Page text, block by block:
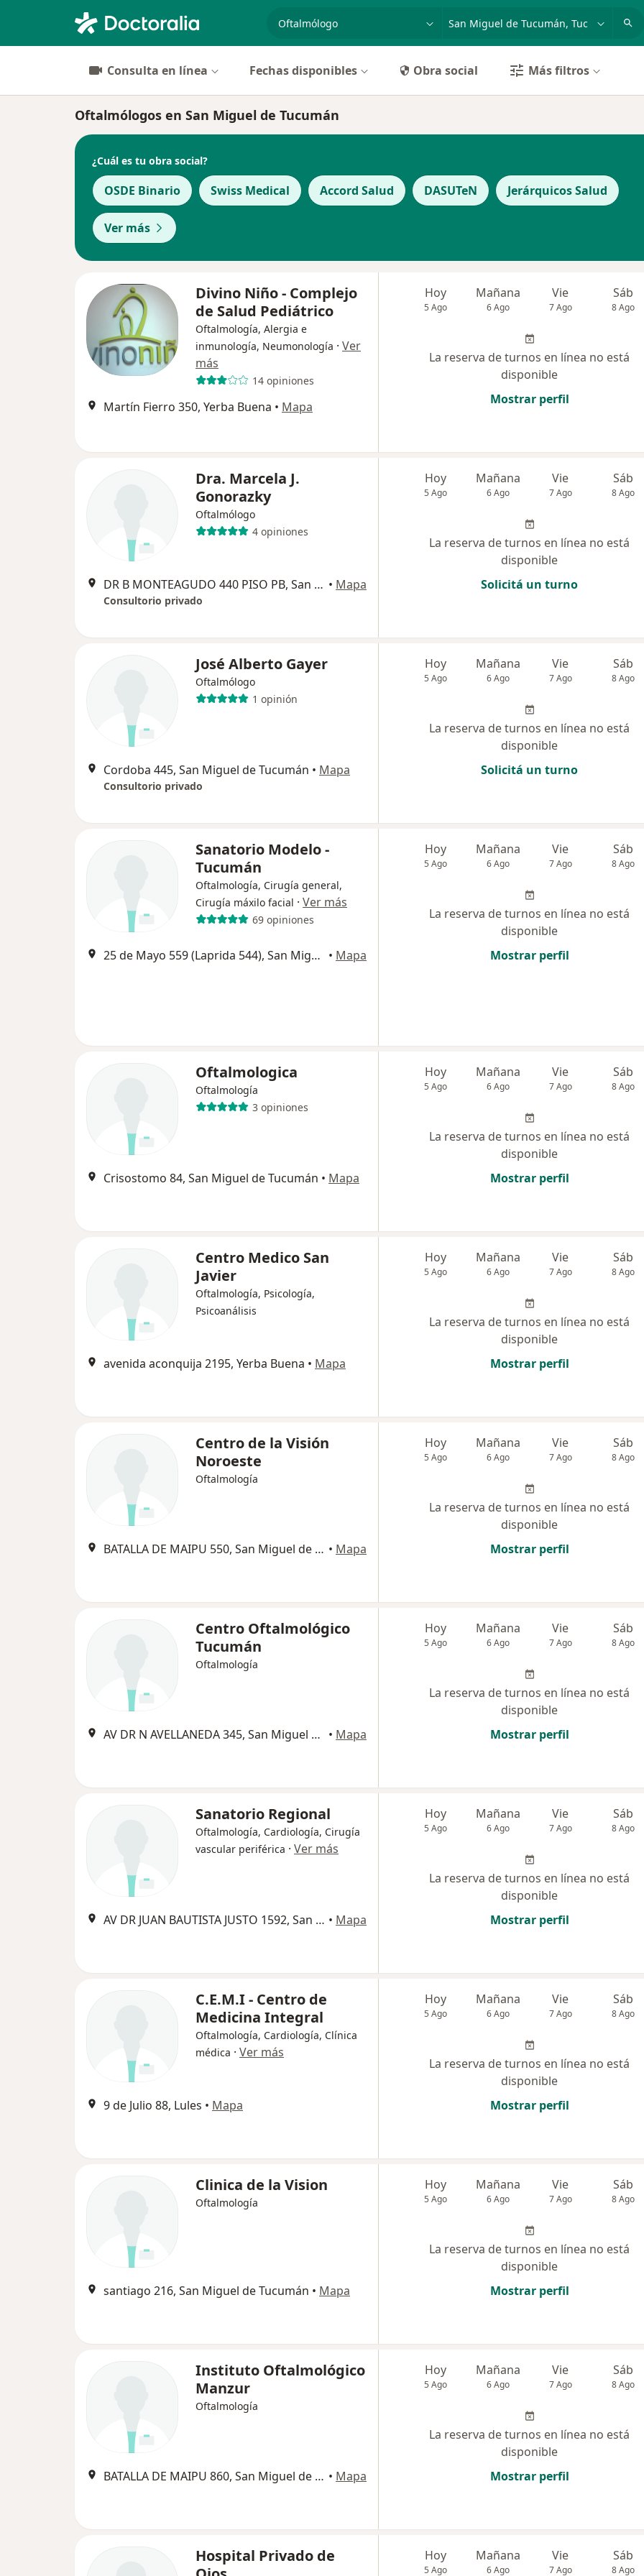
especialidad, enfermedad o nombre
Consulta en línea Fechas disponibles Obra social Más filtros
Oftalmólogos en San Miguel de Tucumán
¿Cuál es tu obra social?
OSDE Binario Swiss Medical Accord Salud DASUTeN Jerárquicos Salud
Ver más
Divino Niño - Complejo
de Salud Pediátrico
Oftalmología, Alergia e
inmunología, Neumonología · Ver
más
14 opiniones
Martín Fierro 350, Yerba Buena • Mapa
Hoy
5 Ago
Mañana
6 Ago
Vie
7 Ago
Sáb
8 Ago
La reserva de turnos en línea no está
disponible
Mostrar perfil
Dra. Marcela J.
Gonorazky
Oftalmólogo
4 opiniones
DR B MONTEAGUDO 440 PISO PB, San Miguel de Tucumán • Mapa
Consultorio privado
Hoy
5 Ago
Mañana
6 Ago
Vie
7 Ago
Sáb
8 Ago
La reserva de turnos en línea no está
disponible
Solicitá un turno
José Alberto Gayer
Oftalmólogo
1 opinión
Cordoba 445, San Miguel de Tucumán • Mapa
Consultorio privado
Hoy
5 Ago
Mañana
6 Ago
Vie
7 Ago
Sáb
8 Ago
La reserva de turnos en línea no está
disponible
Solicitá un turno
Sanatorio Modelo -
Tucumán
Oftalmología, Cirugía general,
Cirugía máxilo facial · Ver más
69 opiniones
25 de Mayo 559 (Laprida 544), San Miguel de Tucumán • Mapa
Hoy
5 Ago
Mañana
6 Ago
Vie
7 Ago
Sáb
8 Ago
La reserva de turnos en línea no está
disponible
Mostrar perfil
Oftalmologica
Oftalmología
3 opiniones
Crisostomo 84, San Miguel de Tucumán • Mapa
Hoy
5 Ago
Mañana
6 Ago
Vie
7 Ago
Sáb
8 Ago
La reserva de turnos en línea no está
disponible
Mostrar perfil
Centro Medico San
Javier
Oftalmología, Psicología,
Psicoanálisis
avenida aconquija 2195, Yerba Buena • Mapa
Hoy
5 Ago
Mañana
6 Ago
Vie
7 Ago
Sáb
8 Ago
La reserva de turnos en línea no está
disponible
Mostrar perfil
Centro de la Visión
Noroeste
Oftalmología
BATALLA DE MAIPU 550, San Miguel de Tucumán • Mapa
Hoy
5 Ago
Mañana
6 Ago
Vie
7 Ago
Sáb
8 Ago
La reserva de turnos en línea no está
disponible
Mostrar perfil
Centro Oftalmológico
Tucumán
Oftalmología
AV DR N AVELLANEDA 345, San Miguel de Tucumán • Mapa
Hoy
5 Ago
Mañana
6 Ago
Vie
7 Ago
Sáb
8 Ago
La reserva de turnos en línea no está
disponible
Mostrar perfil
Sanatorio Regional
Oftalmología, Cardiología, Cirugía
vascular periférica · Ver más
AV DR JUAN BAUTISTA JUSTO 1592, San Miguel de Tucumán • Mapa
Hoy
5 Ago
Mañana
6 Ago
Vie
7 Ago
Sáb
8 Ago
La reserva de turnos en línea no está
disponible
Mostrar perfil
C.E.M.I - Centro de
Medicina Integral
Oftalmología, Cardiología, Clínica
médica · Ver más
9 de Julio 88, Lules • Mapa
Hoy
5 Ago
Mañana
6 Ago
Vie
7 Ago
Sáb
8 Ago
La reserva de turnos en línea no está
disponible
Mostrar perfil
Clinica de la Vision
Oftalmología
santiago 216, San Miguel de Tucumán • Mapa
Hoy
5 Ago
Mañana
6 Ago
Vie
7 Ago
Sáb
8 Ago
La reserva de turnos en línea no está
disponible
Mostrar perfil
Instituto Oftalmológico
Manzur
Oftalmología
BATALLA DE MAIPU 860, San Miguel de Tucumán • Mapa
Hoy
5 Ago
Mañana
6 Ago
Vie
7 Ago
Sáb
8 Ago
La reserva de turnos en línea no está
disponible
Mostrar perfil
Hospital Privado de
Hoy
5 Ago
Mañana
6 Ago
Vie
7 Ago
Sáb
8 Ago